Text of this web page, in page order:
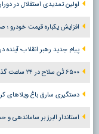
اولین تمدیدی استقلال در
افزایش یکباره قیمت خودرو
پیام جدید رهبر انقلاب؛
۶۵۰۰ تُن سلاح در ۲۴ ساعت گذشته از آمریکا به اسرائیل ارسال شد
دستگیری سارق باغ ویلاهای کرج و کشف
استاندار البرز بر ساماندهی